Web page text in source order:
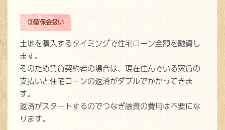
③留保金扱い
土地を購入するタイミングで住宅ローン全額を融資し
ます。
そのため賃貸契約者の場合は、現在住んでいる家賃の
支払いと住宅ローンの返済がダブルでかかってきま
す。
返済がスタートするのでつなぎ融資の費用は不要にな
ります。